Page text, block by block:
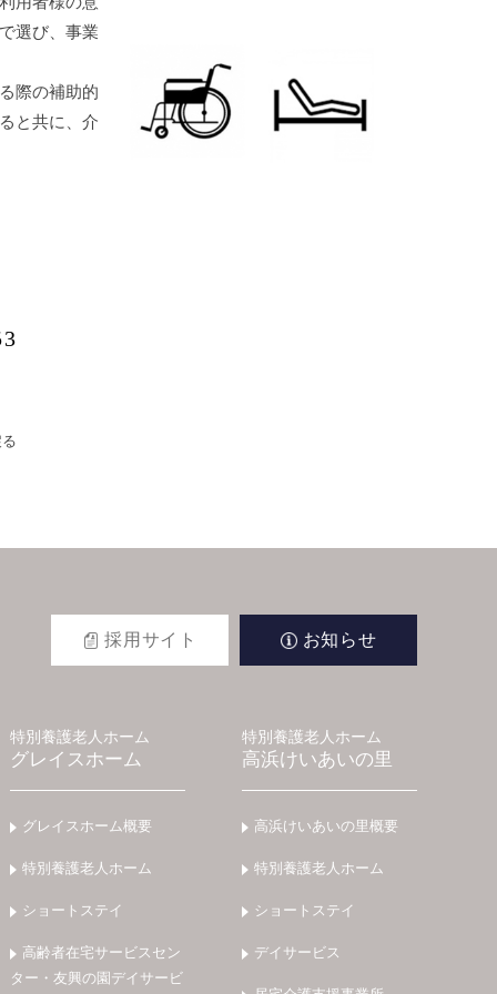
選び、事業
際の補助的
と共に、介
採用サイト お知らせ
特別養護老人ホーム
グレイスホーム
グレイスホーム概要
特別養護老人ホーム
ショートステイ
高齢者在宅サービスセン
ター・友興の園デイサービ
特別養護老人ホーム
高浜けいあいの里
高浜けいあいの里概要
特別養護老人ホーム
ショートステイ
デイサービス